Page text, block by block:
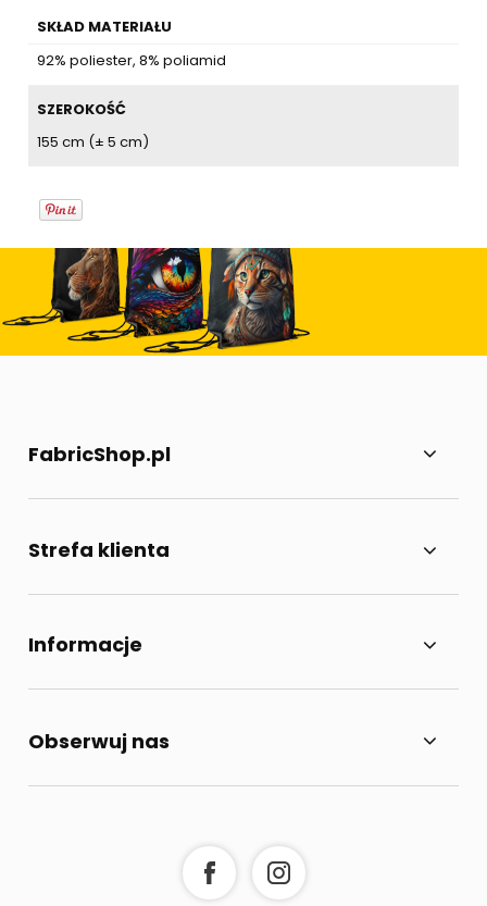
SKŁAD MATERIAŁU
92% poliester, 8% poliamid
SZEROKOŚĆ
155 cm (± 5 cm)
FabricShop.pl
Strefa klienta
Informacje
Obserwuj nas